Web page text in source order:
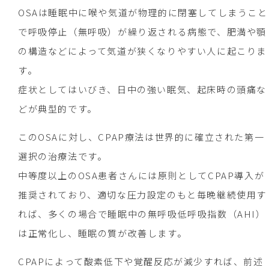
OSAは睡眠中に喉や気道が物理的に閉塞してしまうこと
で呼吸停止（無呼吸）が繰り返される病態で、肥満や顎
の構造などによって気道が狭くなりやすい人に起こりま
す。
症状としてはいびき、日中の強い眠気、起床時の頭痛な
どが典型的です。
このOSAに対し、CPAP療法は世界的に確立された第一
選択の治療法です。
中等度以上のOSA患者さんには原則としてCPAP導入が
推奨されており、適切な圧力設定のもと毎晩継続使用す
れば、多くの場合で睡眠中の無呼吸低呼吸指数（AHI）
は正常化し、睡眠の質が改善します。
CPAPによって酸素低下や覚醒反応が減少すれば、前述